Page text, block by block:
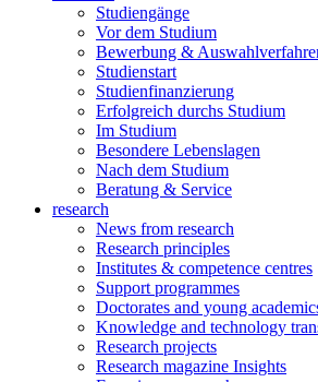
Studiengänge
Vor dem Studium
Bewerbung &
Studienstart
Studienfinanzierung
Erfolgreich durchs Studium
Im Studium
Besondere Lebenslagen
Nach dem Studium
Beratung & Service
research
News from research
Research principles
Institutes & competence centres
Support programmes
Doctorates and young
Knowledge and technology
Research projects
Research magazine Insights